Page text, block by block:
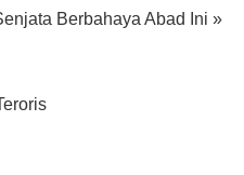
Berbahaya Abad Ini »